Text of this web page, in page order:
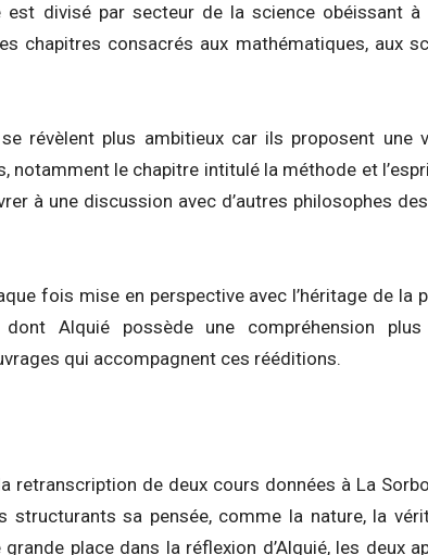
est divisé par secteur de la science obéissant
chapitres consacrés aux mathématiques, aux
révèlent plus ambitieux car ils proposent une
notamment le chapitre intitulé la méthode et
à une discussion avec d’autres philosophes
fois mise en perspective avec l’héritage de la
Alquié possède une compréhension plus
qui accompagnent ces rééditions.
retranscription de deux cours données à La
structurants sa pensée, comme la nature, la
place dans la réflexion d’Alquié, les deux